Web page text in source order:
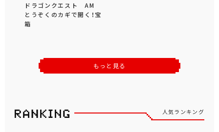
ドラゴンクエスト AM
とうぞくのカギで開く！宝
箱
もっと見る
人気ランキング